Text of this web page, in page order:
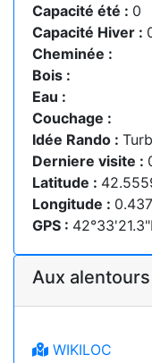
Capacité été : 0
Capacité Hiver :
Cheminée :
Bois :
Eau :
Couchage :
Idée Rando :
Derniere visite :
Latitude :
Longitude :
GPS :
Aux alentours
WIKILOC